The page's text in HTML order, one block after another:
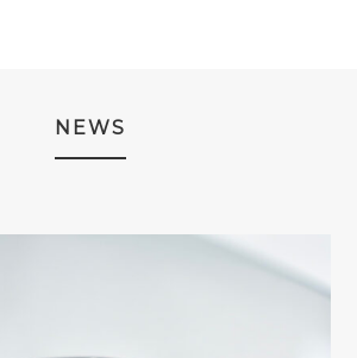
NEWS